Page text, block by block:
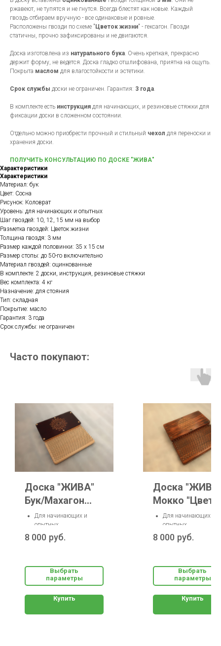
ржавеют, не тупятся и не гнутся. Всегда блестят как новые. Каждый
гвоздь отбираем вручную - все одинаковые и ровные.
Расположены гвозди по схеме " Цветок жизни" - гексагон. Гвозди
статичны, прочно зафиксированы и не двигаются.
Доска изготовлена из натурального бука. Очень крепкая, прекрасно
держит форму, не ведется. Доска гладко отшлифована, приятна на ощупь.
Покрыта маслом для влагостойкости и эстетики.
Срок службы доски не ограничен. Гарантия: 3 года.
В комплекте есть инструкция для начинающих, и резиновые стяжки для
фиксации доски в сложенном состоянии.
Отдельно можно приобрести прочный и стильный чехол для переноски и
хранения доски.
ПОЛУЧИТЬ КОНСУЛЬТАЦИЮ ПО ДОСКЕ "ЖИВА"
Характеристики
Характеристики
Материал: бук
Цвет: Сосна
Рисунок: Коловрат
Уровень: для начинающих и опытных
Шаг гвоздей: 10, 12, 15 мм на выбор
Разметка гвоздей: Цветок жизни
Толщина гвоздя: 3 мм
Размер каждой половинки: 35 х 15 см
Размер стопы: до 50-го включительно
Материал гвоздей: оцинкованные
В комплекте: 2 доски, инструкция, резиновые стяжки
Вес комплекта: 4 кг
Назначение: для стояния
Тип: складная
Покрытие: масло
Гарантия: 3 года
Срок службы: не ограничен
Часто покупают:
Доска "ЖИВА"
Бук/Махагон
"Мандала"
Для начинающих и
опытных
Шаг гвоздей: 10, 12, 15
мм
дерево
8 000 руб.
Выбрать
параметры
Купить
Доска
Мокко
Жизни"
Для начинающих и
опытных
Шаг гвоздей: 10, 12,
мм
дерево
8 000 руб.
Выбрать
параметры
Купить